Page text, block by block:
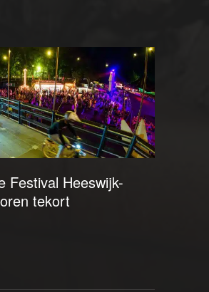
Festival Heeswijk-
tekort